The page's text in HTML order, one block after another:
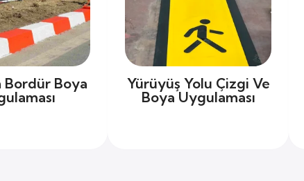
Bordür Boya
Yürüyüş Yolu Çizgi Ve
Boya Uygulaması